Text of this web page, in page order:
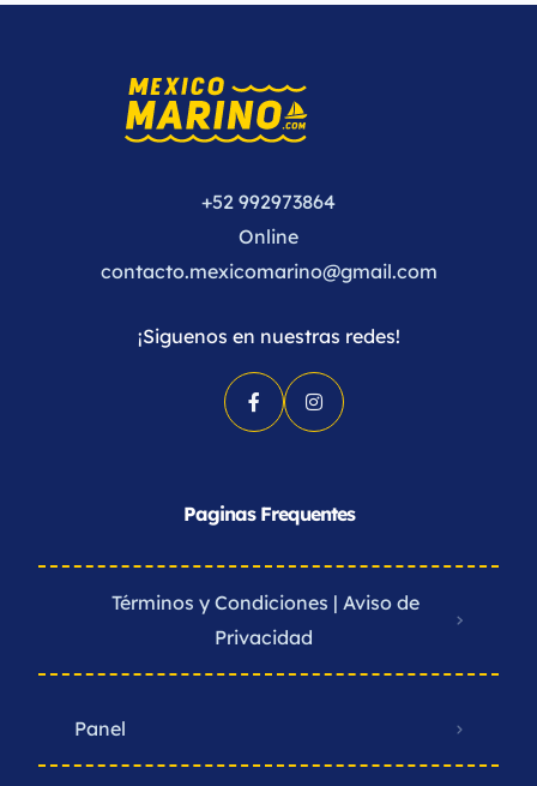
+52 992973864
Online
contacto.mexicomarino@gmail.com
¡Siguenos en nuestras redes!
Paginas Frequentes
Términos y Condiciones | Aviso de
Privacidad ​
Panel